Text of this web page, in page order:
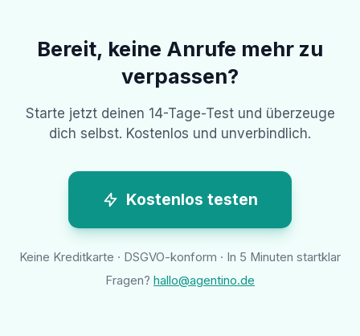
Bereit, keine Anrufe mehr zu
verpassen?
Starte jetzt deinen 14-Tage-Test und überzeuge
dich selbst. Kostenlos und unverbindlich.
Kostenlos testen
Keine Kreditkarte · DSGVO-konform · In 5 Minuten startklar
Fragen? hallo@agentino.de